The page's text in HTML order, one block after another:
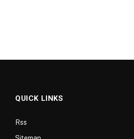
QUICK LINKS
Rss